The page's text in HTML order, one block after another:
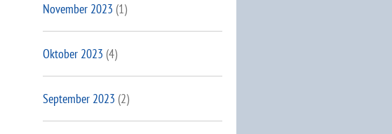
November 2023 (1)
Oktober 2023 (4)
September 2023 (2)